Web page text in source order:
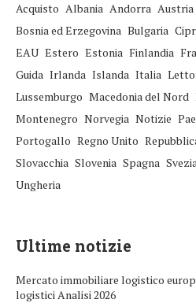
Acquisto Albania Andorra Austria
Bosnia ed Erzegovina Bulgaria
EAU Estero Estonia Finlandia
Guida Irlanda Islanda Italia
Lussemburgo Macedonia del Nord
Montenegro Norvegia Notizie
Portogallo Regno Unito
Slovacchia Slovenia Spagna
Ungheria
Ultime notizie
Mercato immobiliare logistico
logistici Analisi 2026